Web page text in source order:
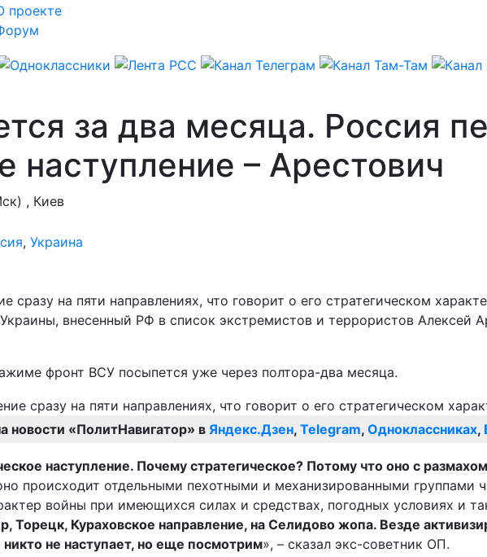
проекте
за два месяца. Россия
наступление – Арестович
, Киев
, Украина
сразу на пяти направлениях, что говорит о его стратегическом
внесенный РФ в список экстремистов и террористов Алексей
фронт ВСУ посыпется уже через полтора-два месяца.
новости «ПолитНавигатор» в Яндекс.Дзен, Telegram, Одноклассниках,
наступление. Почему стратегическое? Потому что оно с
происходит отдельными пехотными и механизированными группами
войны при имеющихся силах и средствах, погодных условиях и
Торецк, Кураховское направление, на Селидово жопа. Везде
не наступает, но еще посмотрим», – сказал экс-советник ОП.